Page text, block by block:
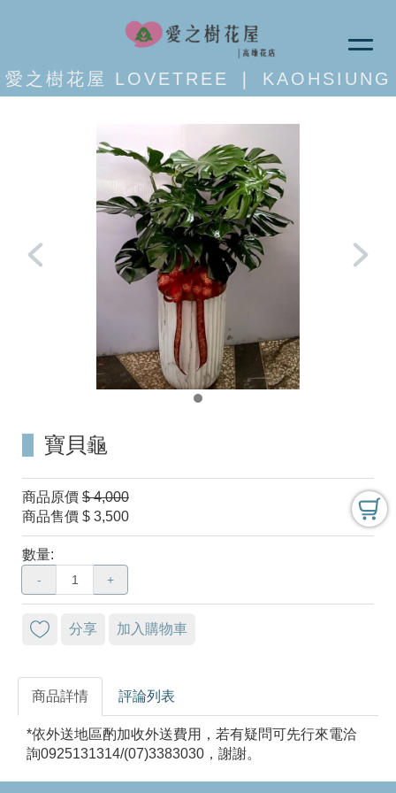
愛之樹花屋 LOVETREE ❘ KAOHSIUNG
寶貝龜
商品原價 $ 4,000
商品售價 $ 3,500
數量:
- +
分享 加入購物車
商品詳情 評論列表
*依外送地區酌加收外送費用，若有疑問可先行來電洽
詢0925131314/(07)3383030，謝謝。